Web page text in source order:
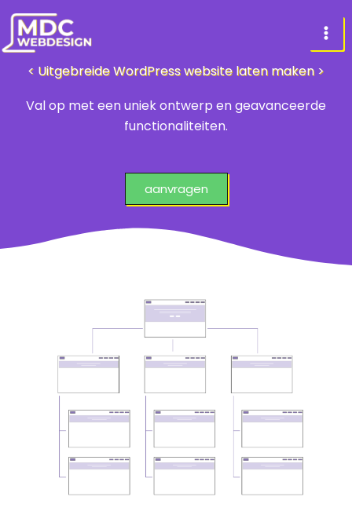
Skip
content
< Uitgebreide WordPress website laten maken >
Val op met een uniek ontwerp en geavanceerde
functionaliteiten.
a
m
e
t
o
r
s
aanvragen